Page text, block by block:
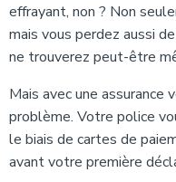
effrayant, non ? Non
mais vous perdez aussi
ne trouverez peut-être
Mais avec une assurance
problème. Votre police
le biais de cartes de
avant votre première